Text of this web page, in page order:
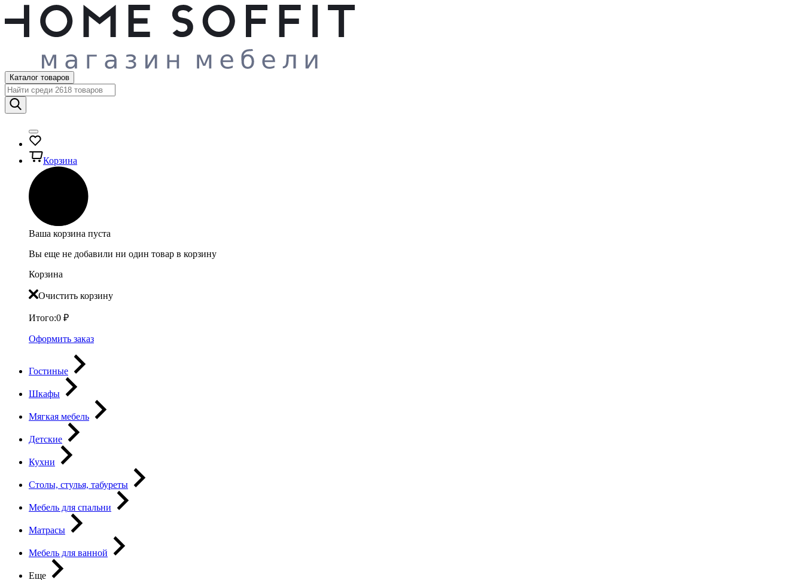
Каталог товаров
Корзина
Ваша корзина пуста
Вы еще не добавили ни один товар в корзину
Корзина
Очистить корзину
Итого:0 ₽
Оформить заказ
Гостиные
Шкафы
Мягкая мебель
Детские
Кухни
Столы, стулья, табуреты
Мебель для спальни
Матрасы
Мебель для ванной
Еще